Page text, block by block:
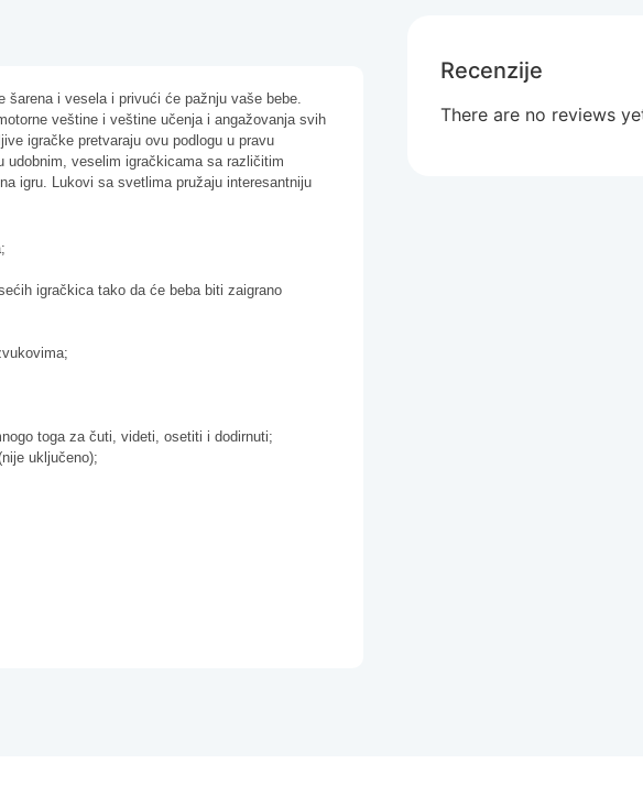
šarena i vesela i privući će pažnju vaše bebe.
veštine i veštine učenja i angažovanja svih
igračke pretvaraju ovu podlogu u pravu
veselim igračkicama sa različitim
igru. Lukovi sa svetlima pružaju interesantniju
igračkica tako da će beba biti zaigrano
toga za čuti, videti, osetiti i dodirnuti;
uključeno);
Recenzije
There are no reviews